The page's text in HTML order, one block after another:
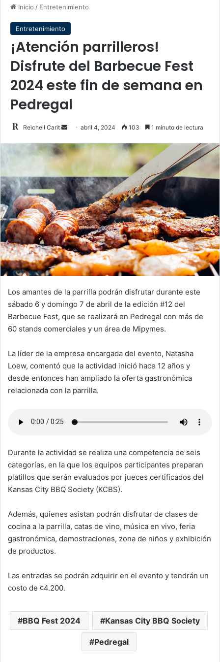
Inicio / Entretenimiento
Entretenimiento
¡Atención parrilleros!
Disfrute del Barbecue Fest
2024 este fin de semana en
Pedregal
Reichell Carit
Send
email
abril 4, 2024 103 1 minuto de lectura
Los amantes de la parrilla podrán disfrutar durante este
sábado 6 y domingo 7 de abril de la edición #12 del
Barbecue Fest, que se realizará en Pedregal con más de
60 stands comerciales y un área de Mipymes.
La líder de la empresa encargada del evento, Natasha
Loew, comentó que la actividad inició hace 12 años y
desde entonces han ampliado la oferta gastronómica
relacionada con la parrilla.
Durante la actividad se realiza una competencia de seis
categorías, en la que los equipos participantes preparan
platillos que serán evaluados por jueces certificados del
Kansas City BBQ Society (KCBS).
Además, quienes asistan podrán disfrutar de clases de
cocina a la parrilla, catas de vino, música en vivo, feria
gastronómica, demostraciones, zona de niños y exhibición
de productos.
Las entradas se podrán adquirir en el evento y tendrán un
costo de ¢4.200.
BBQ Fest 2024 Kansas City BBQ Society
Pedregal